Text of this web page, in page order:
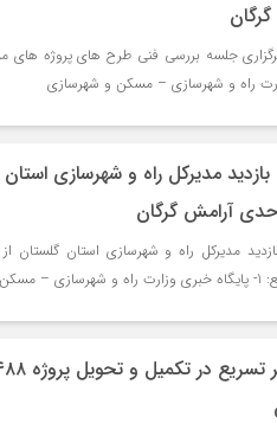
راه و شهرسازی – مسکن و شهرسازی
| بازدید مدیرکل راه و شهرسازی